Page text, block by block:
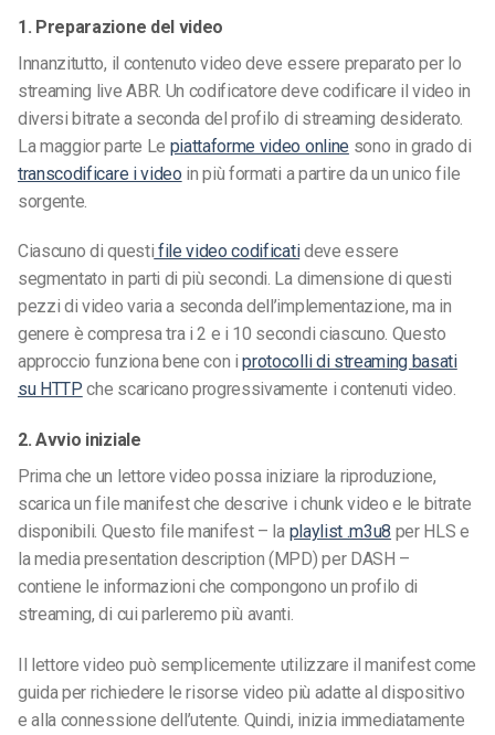
1. Preparazione del video
Innanzitutto, il contenuto video deve essere preparato per lo
streaming live ABR. Un codificatore deve codificare il video in
diversi bitrate a seconda del profilo di streaming desiderato.
La maggior parte Le piattaforme video online sono in grado di
transcodificare i video in più formati a partire da un unico file
sorgente.
Ciascuno di questi file video codificatideve essere
segmentato in parti di più secondi. La dimensione di questi
pezzi di video varia a seconda dell’implementazione, ma in
genere è compresa tra i 2 e i 10 secondi ciascuno. Questo
approccio funziona bene con iprotocolli di streaming basati
su HTTP che scaricano progressivamente i contenuti video.
2. Avvio iniziale
Prima che un lettore video possa iniziare la riproduzione,
scarica un file manifest che descrive i chunk video e le bitrate
disponibili. Questo file manifest – la playlist .m3u8 per HLS e
la media presentation description (MPD) per DASH –
contiene le informazioni che compongono un profilo di
streaming, di cui parleremo più avanti.
Il lettore video può semplicemente utilizzare il manifest come
guida per richiedere le risorse video più adatte al dispositivo
e alla connessione dell’utente. Quindi, inizia immediatamente